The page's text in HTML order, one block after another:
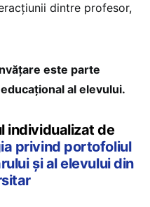
dintre profesor,
este parte
al elevului.
individualizat de
privind portofoliul
și al elevului din